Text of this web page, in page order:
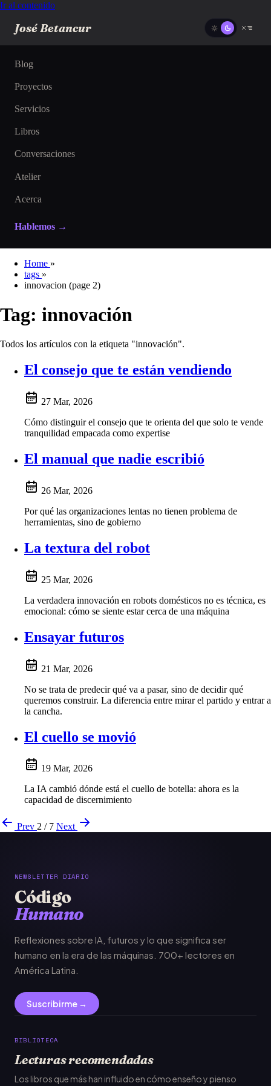
Ir al contenido
José Betancur
Blog
Proyectos
Servicios
Libros
Conversaciones
Atelier
Acerca
Hablemos →
Home »
tags »
innovacion (page 2)
Tag: innovación
Todos los artículos con la etiqueta "innovación".
El consejo que te están vendiendo
27 Mar, 2026
Cómo distinguir el consejo que te orienta del que solo te vende
tranquilidad empacada como expertise
El manual que nadie escribió
26 Mar, 2026
Por qué las organizaciones lentas no tienen problema de
herramientas, sino de gobierno
La textura del robot
25 Mar, 2026
La verdadera innovación en robots domésticos no es técnica, es
emocional: cómo se siente estar cerca de una máquina
Ensayar futuros
21 Mar, 2026
No se trata de predecir qué va a pasar, sino de decidir qué
queremos construir. La diferencia entre mirar el partido y entrar a
la cancha.
El cuello se movió
19 Mar, 2026
La IA cambió dónde está el cuello de botella: ahora es la
capacidad de discernimiento
Prev 2 / 7 Next
NEWSLETTER DIARIO
Código
Humano
Reflexiones sobre IA, futuros y lo que significa ser
humano en la era de las máquinas. 700+ lectores en
América Latina.
Suscribirme →
BIBLIOTECA
Lecturas recomendadas
Los libros que más han influido en cómo enseño y pienso